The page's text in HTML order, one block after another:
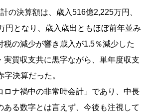
の決算額は、歳入516億2,225万円、
円となり、歳入歳出ともほぼ前年並み
税の減少が響き歳入が1.5％減少した
実質収支共に黒字ながら、単年度収支
決算だった。
ナ禍中の非常時会計」であり、中長
ある数字とは言えず、今後も注視して